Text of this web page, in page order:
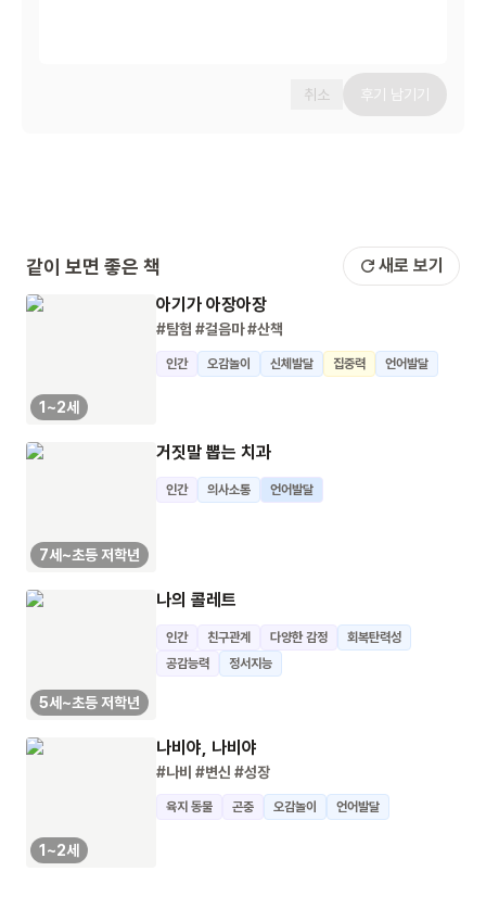
취소 후기 남기기
같이 보면 좋은 책 새로 보기
1~2세
아기가 아장아장
#탐험 #걸음마#산책
인간 오감놀이 신체발달 집중력 언어발달
7세~초등 저학년
거짓말 뽑는 치과
인간 의사소통 언어발달
5세~초등 저학년
나의 콜레트
인간 친구관계 다양한 감정
회복탄력성
공감능력
정서지능
1~2세
나비야, 나비야
#나비 #변신 #성장
육지 동물 곤충 오감놀이 언어발달